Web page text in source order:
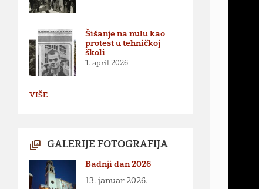
Šišanje na nulu kao
protest u tehničkoj
školi
1. april 2026.
VIŠE
GALERIJE FOTOGRAFIJA
Badnji dan 2026
13. januar 2026.